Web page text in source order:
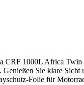
CRF 1000L Africa
Sie klare
Folie für